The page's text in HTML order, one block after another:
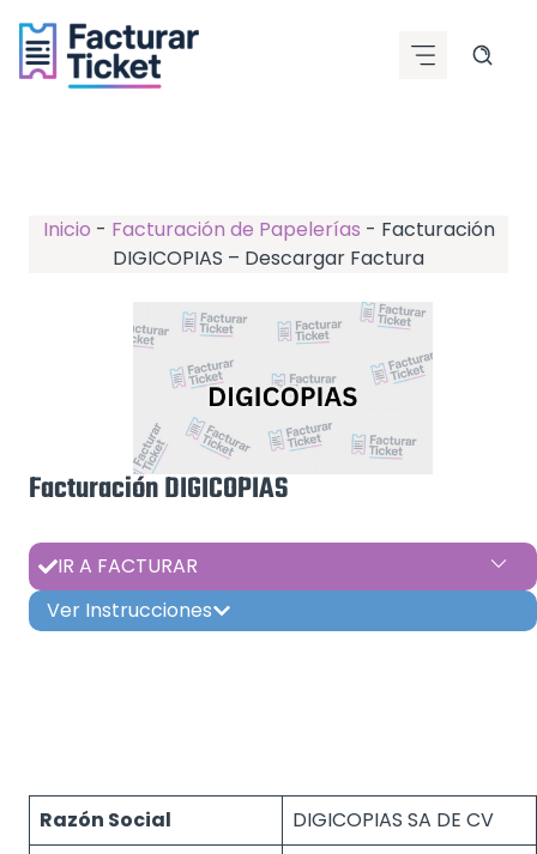
contenido
Inicio - Facturación de Papelerías - Facturación
DIGICOPIAS – Descargar Factura
Facturación DIGICOPIAS
IR A FACTURAR
Ver Instrucciones
Razón Social DIGICOPIAS SA DE CV